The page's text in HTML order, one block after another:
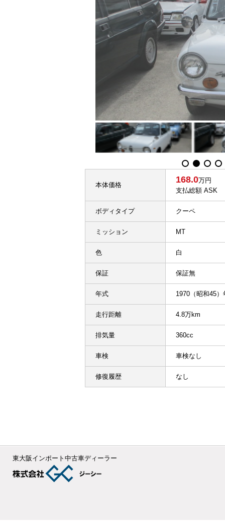
本体価格
168.0万円
支払総額 ASK
ボディタイプ クーペ
ミッション MT
色 白
保証 保証無
年式 1970（昭和45）
走行距離 4.8万km
排気量 360cc
車検 車検なし
修復履歴 なし
東大阪インポート中古車ディーラー